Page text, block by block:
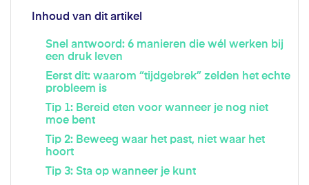
Inhoud van dit artikel
Snel antwoord: 6 manieren die wél werken bij
een druk leven
Eerst dit: waarom “tijdgebrek” zelden het echte
probleem is
Tip 1: Bereid eten voor wanneer je nog niet
moe bent
Tip 2: Beweeg waar het past, niet waar het
hoort
Tip 3: Sta op wanneer je kunt